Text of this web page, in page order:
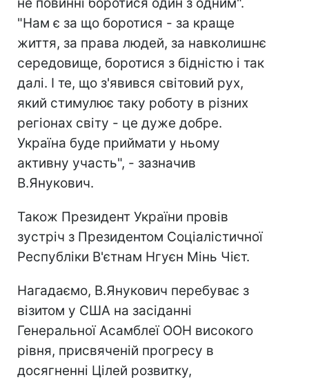
"Нам є за що боротися - за краще
життя, за права людей, за навколишнє
середовище, боротися з бідністю і так
далі. І те, що з'явився світовий рух,
який стимулює таку роботу в різних
регіонах світу - це дуже добре.
Україна буде приймати у ньому
активну участь", - зазначив
В.Янукович.
Також Президент України провів
зустріч з Президентом Соціалістичної
Республіки В'єтнам Нгуєн Мінь Чієт.
Нагадаємо, В.Янукович перебуває з
візитом у США на засіданні
Генеральної Асамблеї ООН високого
рівня, присвяченій прогресу в
досягненні Цілей розвитку,